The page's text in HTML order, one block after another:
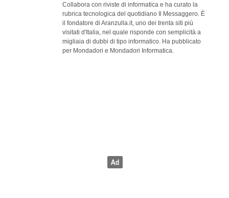
Collabora con riviste di informatica e ha curato la
rubrica tecnologica del quotidiano Il Messaggero. È
il fondatore di Aranzulla.it, uno dei trenta siti più
visitati d'Italia, nel quale risponde con semplicità a
migliaia di dubbi di tipo informatico. Ha pubblicato
per Mondadori e Mondadori Informatica.